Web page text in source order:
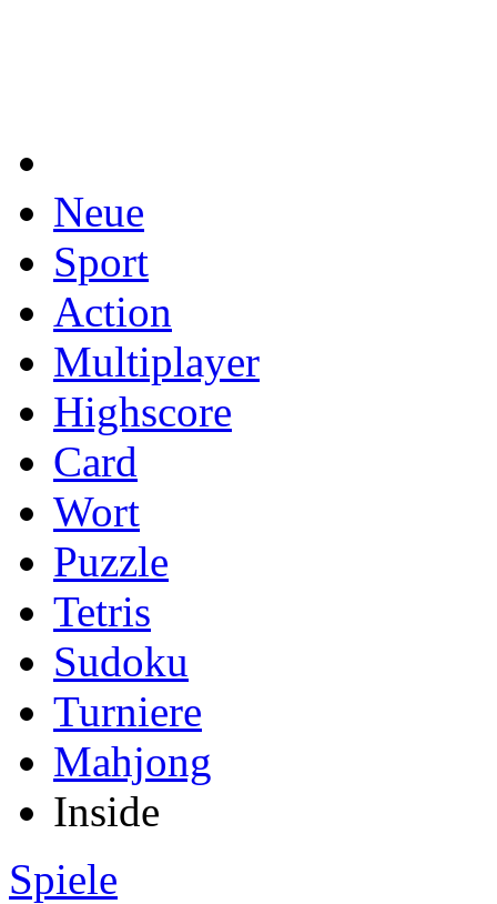
Neue
Sport
Action
Multiplayer
Highscore
Card
Wort
Puzzle
Tetris
Sudoku
Turniere
Mahjong
Inside
Spiele